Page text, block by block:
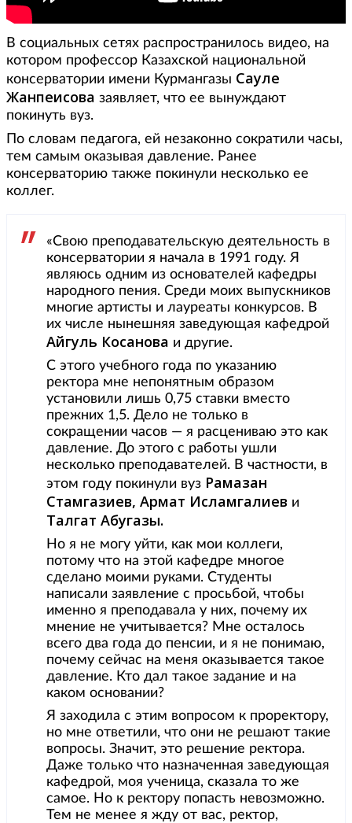
В социальных сетях распространилось видео, на
котором профессор Казахской национальной
консерватории имени Курмангазы Сауле
Жанпеисова заявляет, что ее вынуждают
покинуть вуз.
По словам педагога, ей незаконно сократили часы,
тем самым оказывая давление. Ранее
консерваторию также покинули несколько ее
коллег.
«Свою преподавательскую деятельность в
консерватории я начала в 1991 году. Я
являюсь одним из основателей кафедры
народного пения. Среди моих выпускников
многие артисты и лауреаты конкурсов. В
их числе нынешняя заведующая кафедрой
Айгуль Косанова и другие.
С этого учебного года по указанию
ректора мне непонятным образом
установили лишь 0,75 ставки вместо
прежних 1,5. Дело не только в
сокращении часов — я расцениваю это как
давление. До этого с работы ушли
несколько преподавателей. В частности, в
этом году покинули вуз Рамазан
Стамгазиев, Армат Исламгалиев и
Талгат Абугазы.
Но я не могу уйти, как мои коллеги,
потому что на этой кафедре многое
сделано моими руками. Студенты
написали заявление с просьбой, чтобы
именно я преподавала у них, почему их
мнение не учитывается? Мне осталось
всего два года до пенсии, и я не понимаю,
почему сейчас на меня оказывается такое
давление. Кто дал такое задание и на
каком основании?
Я заходила с этим вопросом к проректору,
но мне ответили, что они не решают такие
вопросы. Значит, это решение ректора.
Даже только что назначенная заведующая
кафедрой, моя ученица, сказала то же
самое. Но к ректору попасть невозможно.
Тем не менее я жду от вас, ректор,